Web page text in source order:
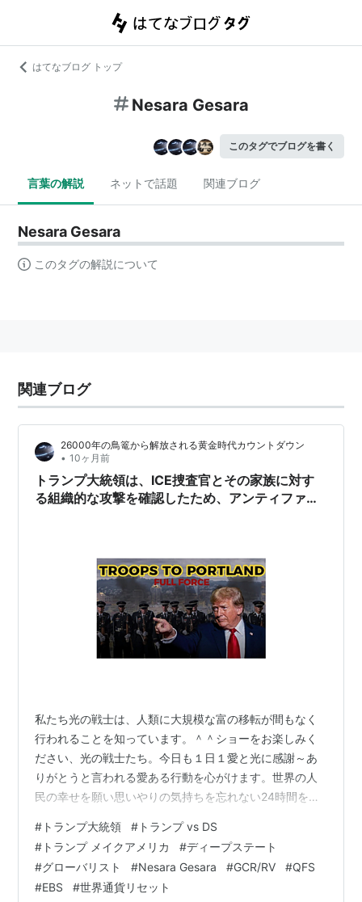
はてなブログ トップ
Nesara Gesara
このタグでブログを書く
言葉の解説 ネットで話題 関連ブログ
Nesara Gesara
このタグの解説について
関連ブログ
26000年の鳥篭から解放される黄金時代カウントダウン
• 10ヶ月前
トランプ大統領は、ICE捜査官とその家族に対す
る組織的な攻撃を確認したため、アンティファ・
私たち光の戦士は、人類に大規模な富の移転が間もなく
行われることを知っています。＾＾ショーをお楽しみく
ださい、光の戦士たち。今日も１日１愛と光に感謝～あ
りがとうと言われる愛ある行動を心がけます。世界の人
民の幸せを願い思いやりの気持ちを忘れない24時間を過
誓います「歴史的な人類最後の最終戦争です。後で誇れ
る自分になるために勇気を出して行動を起こしていま
す。大覚醒がやってきました＾＾(^▽^)/＾＾私のブログ
やYouTube動画全コピーOK自由にお使いください。地球
# トランプ大統領 # トランプ vs DS
# トランプ メイクアメリカ #ディープステート
#グローバリスト #Nesara Gesara #GCR/RV #QFS
#EBS #世界通貨リセット